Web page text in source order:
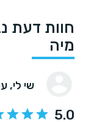
חוות דעת
מיה
שי לי,
5.0